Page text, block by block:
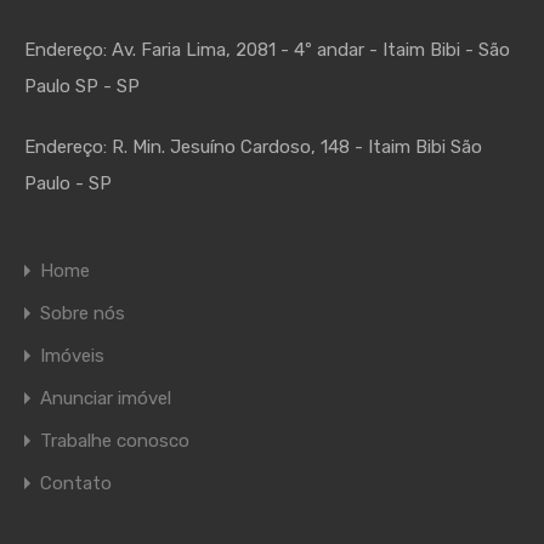
Endereço: Av. Faria Lima, 2081 - 4º andar - Itaim Bibi - São
Paulo SP - SP
Endereço: R. Min. Jesuíno Cardoso, 148 - Itaim Bibi São
Paulo - SP
Home
Sobre nós
Imóveis
Anunciar imóvel
Trabalhe conosco
Contato